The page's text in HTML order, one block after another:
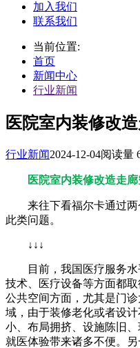
加入我们
联系我们
当前位置:
首页
新闻中心
行业新闻
医院室内装修改
行业新闻2024-12-04阅读量
医院室内装修改造走
来往下看福尔卡通过
此类问题。
↓↓↓
目前，我国医疗服务
技术、医疗设备等方面都
公共空间方面，尤其是门
域，由于装修老化或者设
小、布局拥挤、设施陈旧
就医体验带来诸多不便。